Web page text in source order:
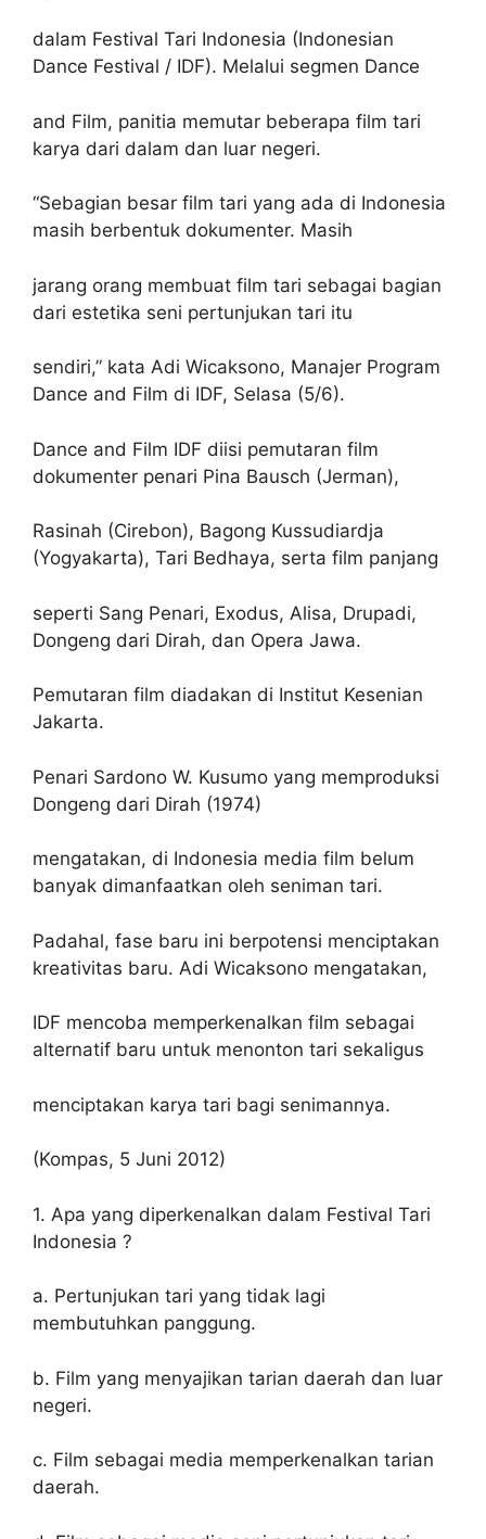
dalam Festival Tari Indonesia (Indonesian
Dance Festival / IDF). Melalui segmen Dance
and Film, panitia memutar beberapa film tari
karya dari dalam dan luar negeri.
“Sebagian besar film tari yang ada di Indonesia
masih berbentuk dokumenter. Masih
jarang orang membuat film tari sebagai bagian
dari estetika seni pertunjukan tari itu
sendiri,” kata Adi Wicaksono, Manajer Program
Dance and Film di IDF, Selasa (5/6).
Dance and Film IDF diisi pemutaran film
dokumenter penari Pina Bausch (Jerman),
Rasinah (Cirebon), Bagong Kussudiardja
(Yogyakarta), Tari Bedhaya, serta film panjang
seperti Sang Penari, Exodus, Alisa, Drupadi,
Dongeng dari Dirah, dan Opera Jawa.
Pemutaran film diadakan di Institut Kesenian
Jakarta.
Penari Sardono W. Kusumo yang memproduksi
Dongeng dari Dirah (1974)
mengatakan, di Indonesia media film belum
banyak dimanfaatkan oleh seniman tari.
Padahal, fase baru ini berpotensi menciptakan
kreativitas baru. Adi Wicaksono mengatakan,
IDF mencoba memperkenalkan film sebagai
alternatif baru untuk menonton tari sekaligus
menciptakan karya tari bagi senimannya.
(Kompas, 5 Juni 2012)
1. Apa yang diperkenalkan dalam Festival Tari
Indonesia ?
a. Pertunjukan tari yang tidak lagi
membutuhkan panggung.
b. Film yang menyajikan tarian daerah dan luar
negeri.
c. Film sebagai media memperkenalkan tarian
daerah.